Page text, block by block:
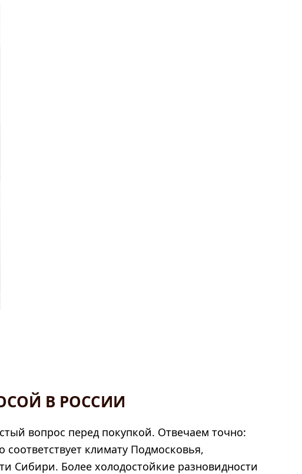
В РОССИИ
вопрос перед покупкой. Отвечаем точно:
соответствует климату Подмосковья,
Сибири. Более холодостойкие разновидности